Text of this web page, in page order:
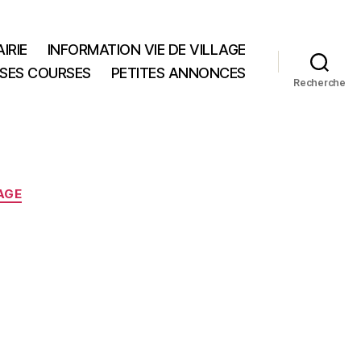
INFORMATION VIE DE VILLAGE
COURSES
PETITES ANNONCES
Recherche